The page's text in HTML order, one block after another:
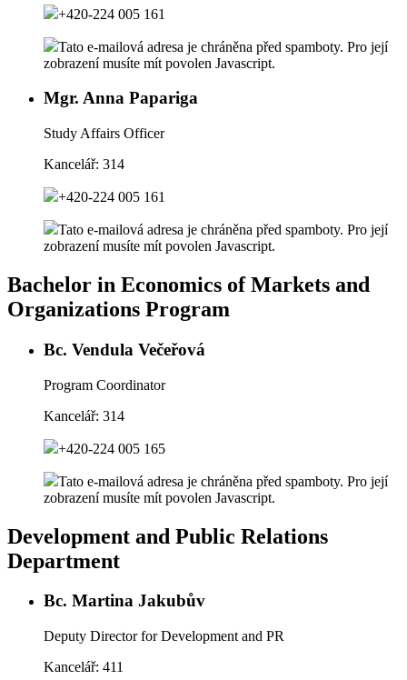
+420-224 005 161
Tato e-mailová adresa je chráněna před spamboty. Pro její
zobrazení musíte mít povolen Javascript.
Mgr. Anna Papariga
Study Affairs Officer
Kancelář: 314
+420-224 005 161
Tato e-mailová adresa je chráněna před spamboty. Pro její
zobrazení musíte mít povolen Javascript.
Bachelor in Economics of Markets and
Organizations Program
Bc. Vendula Večeřová
Program Coordinator
Kancelář: 314
+420-224 005 165
Tato e-mailová adresa je chráněna před spamboty. Pro její
zobrazení musíte mít povolen Javascript.
Development and Public Relations
Department
Bc. Martina Jakubův
Deputy Director for Development and PR
Kancelář: 411